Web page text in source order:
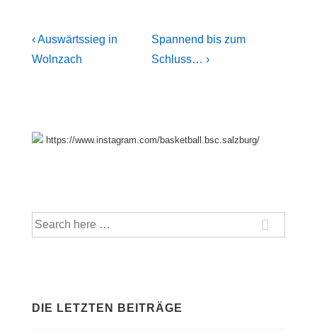
Beitragsnavigation
Previous
Post
‹ Auswärtssieg in
Wolnzach
Next
Post
Spannend bis zum
Schluss… ›
https://www.instagram.com/basketball.bsc.salzburg/
Suche
nach:
DIE LETZTEN BEITRÄGE